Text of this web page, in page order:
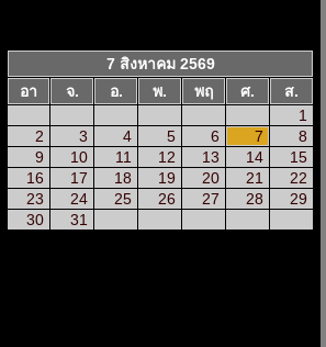
7 สิงหาคม 2569
อา
จ. อ. พ. พฤ ศ.
ส.
1
2
3 4 5 6 7
8
9
10 11 12 13 14
15
16
17 18 19 20 21
22
23
24 25 26 27 28
29
30
31